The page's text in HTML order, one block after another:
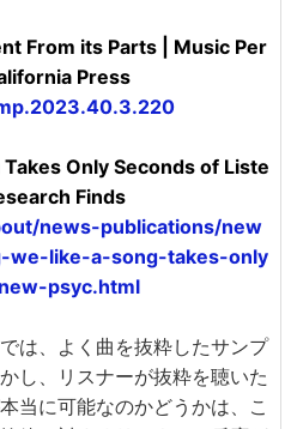
From its Parts | Music Per
Press
Only Seconds of Liste
Finds
news-publications/new
we-like-a-song-takes-only
psyc.html
は、よく曲を抜粋したサンプ
し、リスナーが抜粋を聴いた
当に可能なのかどうかは、こ